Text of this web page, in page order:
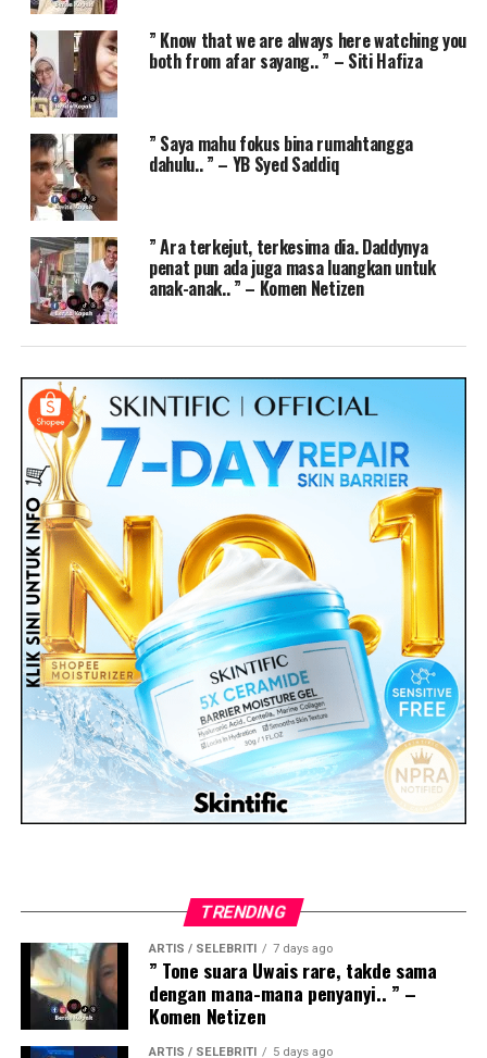
” Know that we are always here watching you
both from afar sayang.. ” – Siti Hafiza
” Saya mahu fokus bina rumahtangga
dahulu.. ” – YB Syed Saddiq
” Ara terkejut, terkesima dia. Daddynya
penat pun ada juga masa luangkan untuk
anak-anak.. ” – Komen Netizen
TRENDING
ARTIS / SELEBRITI 7 days ago
” Tone suara Uwais rare, takde sama
dengan mana-mana penyanyi.. ” –
Komen Netizen
ARTIS / SELEBRITI 5 days ago